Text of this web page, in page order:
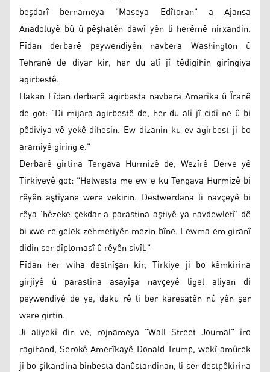
beşdarî bernameya "Maseya Edîtoran" a Ajansa
Anadoluyê bû û pêşhatên dawî yên li herêmê nirxandin.
Fîdan derbarê peywendiyên navbera Washington û
Tehranê de diyar kir, her du alî jî têdigihin girîngiya
agirbestê.
Hakan Fîdan derbarê agirbesta navbera Amerîka û Îranê
de got: "Di mijara agirbestê de, her du alî jî cidî ne û bi
pêdiviya vê yekê dihesin. Ew dizanin ku ev agirbest ji bo
aramiyê giring e."
Derbarê girtina Tengava Hurmizê de, Wezîrê Derve yê
Tirkiyeyê got: "Helwesta me ew e ku Tengava Hurmizê bi
rêyên aştîyane were vekirin. Destwerdana li navçeyê bi
rêya 'hêzeke çekdar a parastina aştiyê ya navdewletî' dê
bi xwe re gelek zehmetiyên mezin bîne. Lewma em giranî
didin ser dîplomasî û rêyên sivîl."
Fîdan her wiha destnîşan kir, Tirkiye ji bo kêmkirina
girjiyê û parastina asayîşa navçeyê ligel aliyan di
peywendiyê de ye, daku rê li ber karesatên nû yên şer
were girtin.
Ji aliyekî din ve, rojnameya "Wall Street Journal" îro
ragihand, Serokê Amerîkayê Donald Trump, wekî amûrek
ji bo şikandina binbesta danûstandinan, li ser destpêkirina